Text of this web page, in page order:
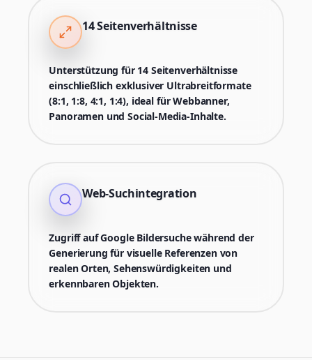
14 Seitenverhältnisse
Unterstützung für 14 Seitenverhältnisse
einschließlich exklusiver Ultrabreitformate
(8:1, 1:8, 4:1, 1:4), ideal für Webbanner,
Panoramen und Social-Media-Inhalte.
Web-Suchintegration
Zugriff auf Google Bildersuche während der
Generierung für visuelle Referenzen von
realen Orten, Sehenswürdigkeiten und
erkennbaren Objekten.